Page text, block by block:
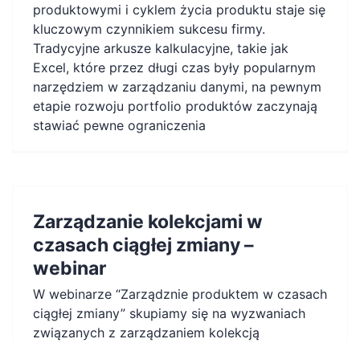
produktowymi i cyklem życia produktu staje się
kluczowym czynnikiem sukcesu firmy.
Tradycyjne arkusze kalkulacyjne, takie jak
Excel, które przez długi czas były popularnym
narzędziem w zarządzaniu danymi, na pewnym
etapie rozwoju portfolio produktów zaczynają
stawiać pewne ograniczenia
Zarządzanie kolekcjami w
czasach ciągłej zmiany –
webinar
W webinarze “Zarządznie produktem w czasach
ciągłej zmiany” skupiamy się na wyzwaniach
związanych z zarządzaniem kolekcją